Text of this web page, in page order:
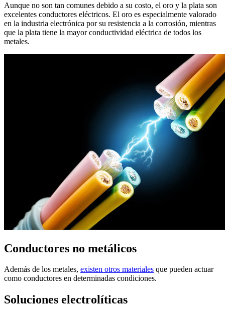
Aunque no son tan comunes debido a su costo, el oro y la plata son
excelentes conductores eléctricos. El oro es especialmente valorado
en la industria electrónica por su resistencia a la corrosión, mientras
que la plata tiene la mayor conductividad eléctrica de todos los
metales.
Conductores no metálicos
Además de los metales, existen otros materiales que pueden actuar
como conductores en determinadas condiciones.
Soluciones electrolíticas